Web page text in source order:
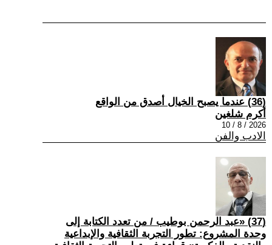
(36) عندما يصبح الخيال أصدق من الواقع
أكرم شلغين
2026 / 8 / 10
الادب والفن
(37) «عبد الرحمن بوطيب / من تعدد الكتابة إلى
وحدة المشروع: تطور التجربة الثقافية والإبداعية